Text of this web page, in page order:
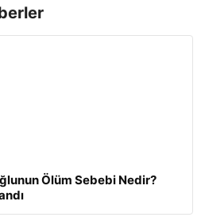
Ölüm Sebebi Nedir?